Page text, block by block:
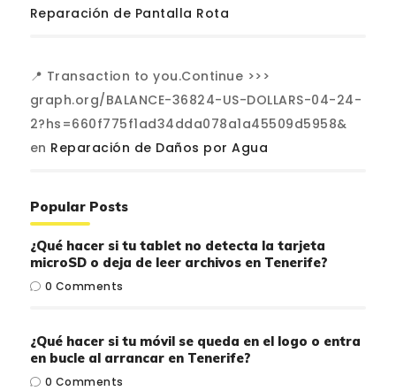
Reparación de Pantalla Rota
📍 Transaction to you.Continue >>>
graph.org/BALANCE-36824-US-DOLLARS-04-24-
2?hs=660f775f1ad34dda078a1a45509d5958&
en Reparación de Daños por Agua
Popular Posts
¿Qué hacer si tu tablet no detecta la tarjeta
microSD o deja de leer archivos en Tenerife?
0 Comments
¿Qué hacer si tu móvil se queda en el logo o entra
en bucle al arrancar en Tenerife?
0 Comments